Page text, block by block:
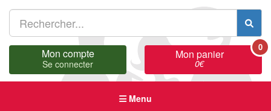
Mon compte
Se connecter
Mon panier
0€
0
Menu